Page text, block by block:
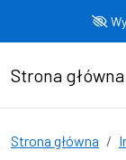
Strona główna
Strona główna